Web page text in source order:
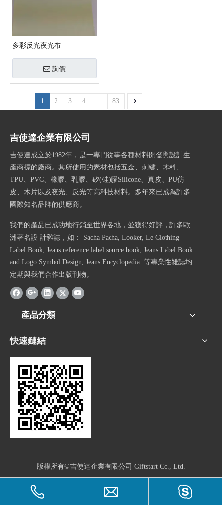
多彩反光夜光布
詢價
1 2 3 4 83
吉使達企業有限公司
吉使達成立於1982年，是一專門從事各種材料開發與設計生
產商標的廠商。其所使用的素材包括五金、刺繡、木料、
TPU、PVC、橡膠、乳膠、矽(硅)膠Silicone、真皮、PU仿
皮、木片以及夜光、反光等高科技材料。多年來已成為許多
國際知名品牌的供應商。
我們的產品已成功地行銷至世界各地，並獲得好評，許多歐
洲著名設 計雜誌，如： Sacha Pacha, Looker, Le Clothing
Label Book, Jeans reference label source book, Jeans Label Book
and Logo Symbol Design, Jeans Encyclopedia..等專業性雜誌均
定期與我們合作出版刊物。
產品分類
快速鏈結
版權所有©吉使達企業有限公司 Giftstart Co., Ltd.